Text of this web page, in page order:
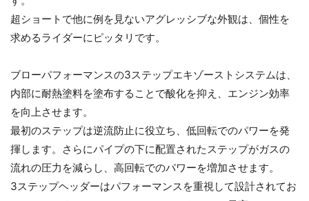
超ショートで他に例を見ないアグレッシブな外観は、個性を
求めるライダーにピッタリです。
ブローパフォーマンスの3ステップエキゾーストシステムは、
内部に耐熱塗料を塗布することで酸化を抑え、エンジン効率
を向上させます。
最初のステップは逆流防止に役立ち、低回転でのパワーを発
揮します。さらにパイプの下に配置されたステップがガスの
流れの圧力を減らし、高回転でのパワーを増加させます。
3ステップヘッダーはパフォーマンスを重視して設計されてお